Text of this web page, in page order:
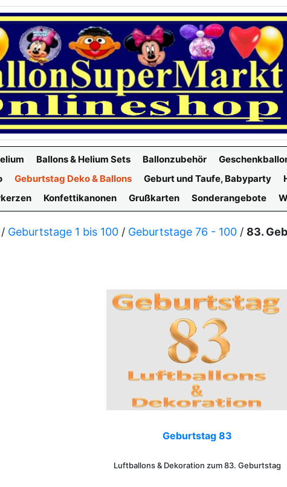
Ballons & Helium Sets Ballonzubehör
Geburtstag Deko & Ballons Geburt und Taufe, Babyparty
Konfettikanonen Grußkarten Sonderangebote
/ Geburtstage 1 bis 100 / Geburtstage 76 - 100 / 83.
Geburtstag 83
Luftballons & Dekoration zum 83. Geburtstag